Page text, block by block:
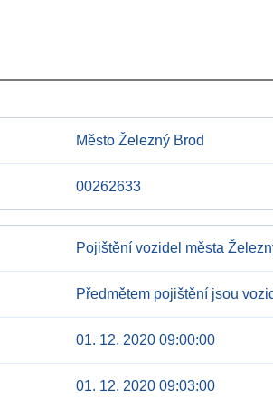
Město Železný Brod
00262633
Pojištění vozidel města
Předmětem pojištění jsou
01. 12. 2020 09:00:00
01. 12. 2020 09:03:00